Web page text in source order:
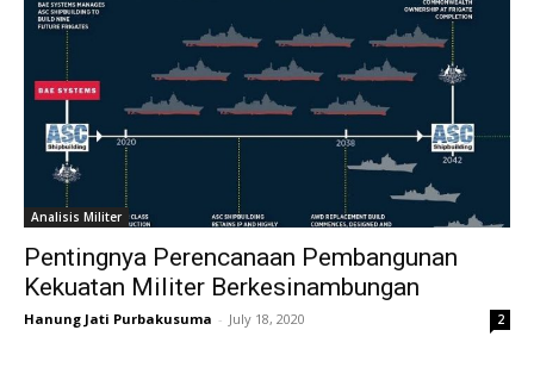
Analisis Militer
Pentingnya Perencanaan Pembangunan
Kekuatan Militer Berkesinambungan
Hanung Jati Purbakusuma - July 18, 2020 2